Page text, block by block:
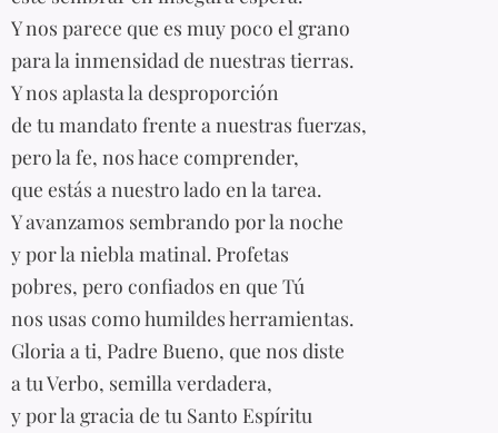
Y nos parece que es muy poco el grano
para la inmensidad de nuestras tierras.
Y nos aplasta la desproporción
de tu mandato frente a nuestras fuerzas,
pero la fe, nos hace comprender,
que estás a nuestro lado en la tarea.
Y avanzamos sembrando por la noche
y por la niebla matinal. Profetas
pobres, pero confiados en que Tú
nos usas como humildes herramientas.
Gloria a ti, Padre Bueno, que nos diste
a tu Verbo, semilla verdadera,
y por la gracia de tu Santo Espíritu